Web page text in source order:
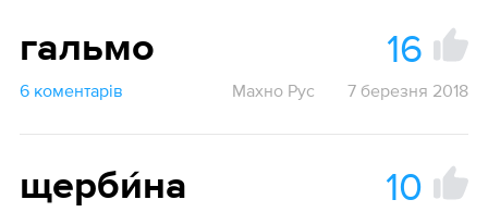
гальмо 16
6 коментарів Махно Рус 7 березня 2018
щерби́на 10